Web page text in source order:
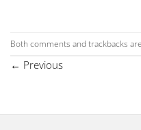
Both comments and trackbacks
← Previous